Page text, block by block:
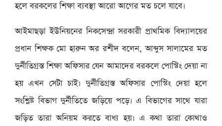
হলে বরকলের শিক্ষা ব্যবস্থা আরো আগের মত চলে যাবে।
আইমাছড়া ইউনিয়নের নিকসেন্দ্রা সরকারী প্রাথমিক বিদ্যালয়ের
প্রধান শিক্ষক মো হারুন অর রশীদ বলেন, আব্দুস সালামের মত
দুর্নীতিগ্রস্ত শিক্ষা অফিসার যেন আমাদের বরকলে পোস্টিং দেয়া না
হয় এখন সেটা চাই। দুর্নীতিগ্রস্ত অফিসার পোস্টিং দেয়া হলে
সংশ্লিষ্ট বিভাগ দুর্নীতিতে জড়িয়ে পড়ে। এ বিভাগের সাথে যারা
জড়িত তারা অনিয়ম করতে বাধ্য হয়। এ কথা তারা কোথাও